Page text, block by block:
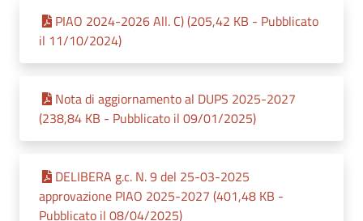
PIAO 2024-2026 All. C) (205,42 KB - Pubblicato
il 11/10/2024)
Nota di aggiornamento al DUPS 2025-2027
(238,84 KB - Pubblicato il 09/01/2025)
DELIBERA g.c. N. 9 del 25-03-2025
approvazione PIAO 2025-2027 (401,48 KB -
Pubblicato il 08/04/2025)